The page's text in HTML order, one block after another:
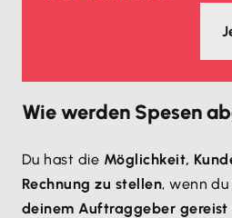
Wie werden Spesen
Du hast die Möglichkeit,
Rechnung zu stellen, wenn
deinem Auftraggeber gereist